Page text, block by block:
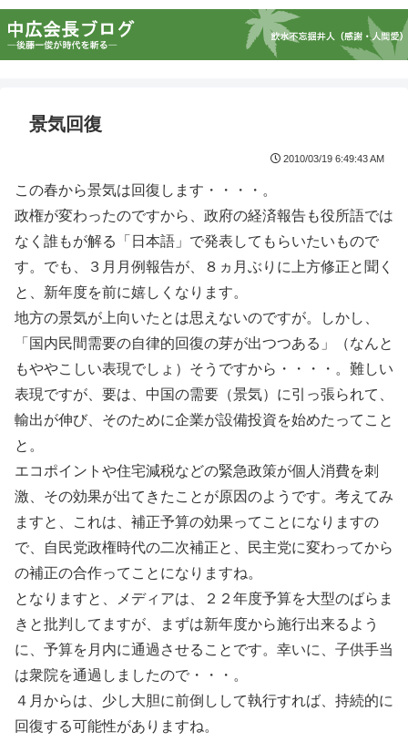
景気回復
2010/03/19 6:49:43 AM
この春から景気は回復します・・・・。
政権が変わったのですから、政府の経済報告も役所語では
なく誰もが解る「日本語」で発表してもらいたいもので
す。でも、３月月例報告が、８ヵ月ぶりに上方修正と聞く
と、新年度を前に嬉しくなります。
地方の景気が上向いたとは思えないのですが。しかし、
「国内民間需要の自律的回復の芽が出つつある」（なんと
もややこしい表現でしょ）そうですから・・・・。難しい
表現ですが、要は、中国の需要（景気）に引っ張られて、
輸出が伸び、そのために企業が設備投資を始めたってこと
と。
エコポイントや住宅減税などの緊急政策が個人消費を刺
激、その効果が出てきたことが原因のようです。考えてみ
ますと、これは、補正予算の効果ってことになりますの
で、自民党政権時代の二次補正と、民主党に変わってから
の補正の合作ってことになりますね。
となりますと、メディアは、２２年度予算を大型のばらま
きと批判してますが、まずは新年度から施行出来るよう
に、予算を月内に通過させることです。幸いに、子供手当
は衆院を通過しましたので・・・。
４月からは、少し大胆に前倒しして執行すれば、持続的に
回復する可能性がありますね。